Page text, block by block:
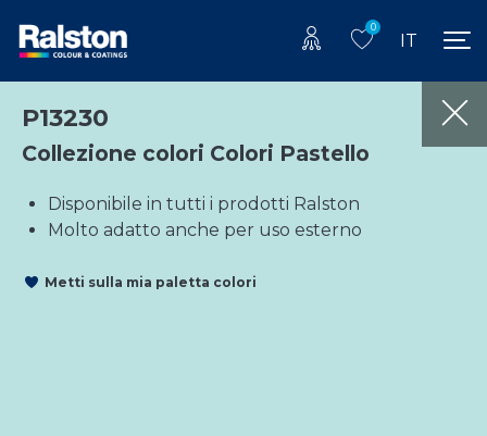
0
IT
P13230
Collezione colori Colori Pastello
Disponibile in tutti i prodotti Ralston
Molto adatto anche per uso esterno
Metti sulla mia paletta colori